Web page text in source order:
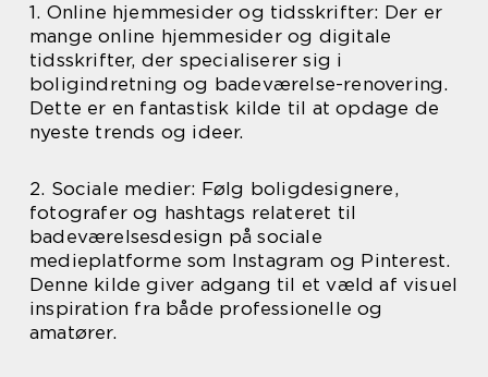
1. Online hjemmesider og tidsskrifter: Der er
mange online hjemmesider og digitale
tidsskrifter, der specialiserer sig i
boligindretning og badeværelse-renovering.
Dette er en fantastisk kilde til at opdage de
nyeste trends og ideer.
2. Sociale medier: Følg boligdesignere,
fotografer og hashtags relateret til
badeværelsesdesign på sociale
medieplatforme som Instagram og Pinterest.
Denne kilde giver adgang til et væld af visuel
inspiration fra både professionelle og
amatører.